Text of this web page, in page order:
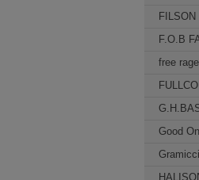
FILSON
F.O.B
free rage
Good On
Gramicci